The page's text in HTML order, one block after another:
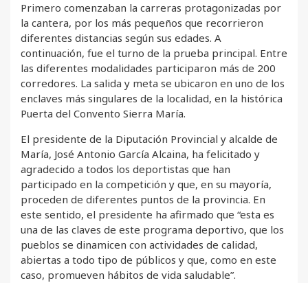
Primero comenzaban la carreras protagonizadas por
la cantera, por los más pequeños que recorrieron
diferentes distancias según sus edades. A
continuación, fue el turno de la prueba principal. Entre
las diferentes modalidades participaron más de 200
corredores. La salida y meta se ubicaron en uno de los
enclaves más singulares de la localidad, en la histórica
Puerta del Convento Sierra María.
El presidente de la Diputación Provincial y alcalde de
María, José Antonio García Alcaina, ha felicitado y
agradecido a todos los deportistas que han
participado en la competición y que, en su mayoría,
proceden de diferentes puntos de la provincia. En
este sentido, el presidente ha afirmado que “esta es
una de las claves de este programa deportivo, que los
pueblos se dinamicen con actividades de calidad,
abiertas a todo tipo de públicos y que, como en este
caso, promueven hábitos de vida saludable”.